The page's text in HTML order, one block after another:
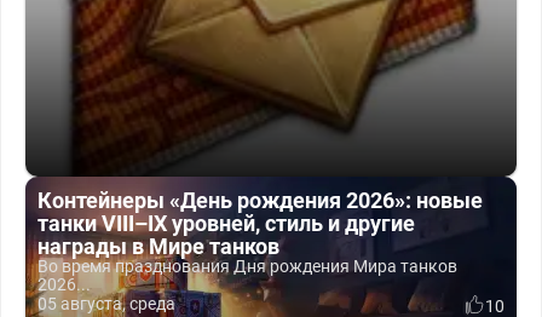
Контейнеры «День рождения 2026»: новые
танки VIII–IX уровней, стиль и другие
награды в Мире танков
Во время празднования Дня рождения Мира танков
2026...
05 августа, среда
10